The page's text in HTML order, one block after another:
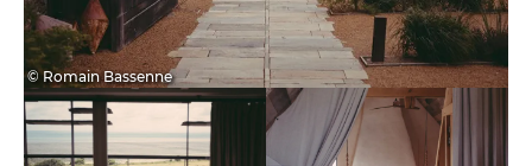
© Romain Bassenne